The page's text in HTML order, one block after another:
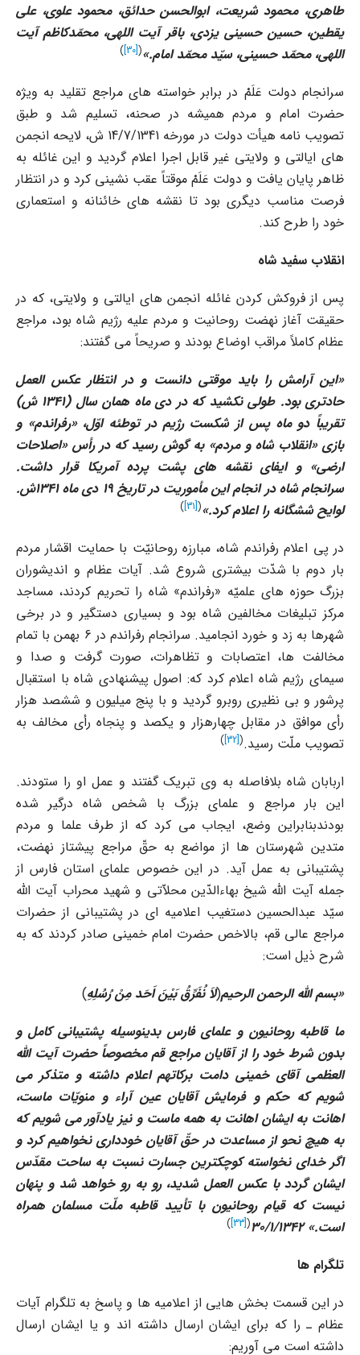
طاهرى، محمود شریعت، ابوالحسن حدائق، محمود علوى، على
یقطین، حسین حسینى یزدى، باقر آیت اللهى، محمّدکاظم آیت
اللهى، محمّد حسینى، سیّد محمّد امام.»
(
[30]
)
سرانجام دولت عَلَمْ در برابر خواسته هاى مراجع تقلید به ویژه
حضرت امام و مردم همیشه در صحنه، تسلیم شد و طبق
تصویب نامه هیأت دولت در مورخه 14/7/1341 ش، لایحه انجمن
هاى ایالتى و ولایتى غیر قابل اجرا اعلام گردید و این غائله به
ظاهر پایان یافت و دولت عَلَمْ موقتاً عقب نشینى کرد و در انتظار
فرصت مناسب دیگرى بود تا نقشه هاى خائنانه و استعمارى
خود را طرح کند.
انقلاب سفید شاه
پس از فروکش کردن غائله انجمن هاى ایالتى و ولایتى، که در
حقیقت آغاز نهضت روحانیت و مردم علیه رژیم شاه بود، مراجع
عظام کاملاً مراقب اوضاع بودند و صریحاً مى گفتند:
«این آرامش را باید موقتى دانست و در انتظار عکس العمل
حادترى بود. طولى نکشید که در دى ماه همان سال (1341 ش)
تقریباً دو ماه پس از شکست رژیم در توطئه اوّل، «رفراندم» و
بازى «انقلاب شاه و مردم» به گوش رسید که در رأس «اصلاحات
ارضى» و ایفاى نقشه هاى پشت پرده آمریکا قرار داشت.
سرانجام شاه در انجام این مأموریت در تاریخ 19 دى ماه 1341ش.
لوایح ششگانه را اعلام کرد.»
(
[31]
)
در پى اعلام رفراندم شاه، مبارزه روحانیّت با حمایت اقشار مردم
بار دوم با شدّت بیشترى شروع شد. آیات عظام و اندیشوران
بزرگ حوزه هاى علمیّه «رفراندم» شاه را تحریم کردند، مساجد
مرکز تبلیغات مخالفین شاه بود و بسیارى دستگیر و در برخى
شهرها به زد و خورد انجامید. سرانجام رفراندم در 6 بهمن با تمام
مخالفت ها، اعتصابات و تظاهرات، صورت گرفت و صدا و
سیماى رژیم شاه اعلام کرد که: اصول پیشنهادى شاه با استقبال
پرشور و بى نظیرى روبرو گردید و با پنج میلیون و ششصد هزار
رأى موافق در مقابل چهارهزار و یکصد و پنجاه رأى مخالف به
تصویب ملّت رسید.(
[32]
)
اربابان شاه بلافاصله به وى تبریک گفتند و عمل او را ستودند.
این بار مراجع و علماى بزرگ با شخص شاه درگیر شده
بودندبنابراین وضع، ایجاب مى کرد که از طرف علما و مردم
متدین شهرستان ها از مواضع به حقّ مراجع پیشتاز نهضت،
پشتیبانى به عمل آید. در این خصوص علماى استان فارس از
جمله آیت الله شیخ بهاءالدّین محلاّتى و شهید محراب آیت الله
سیّد عبدالحسین دستغیب اعلامیه اى در پشتیبانى از حضرات
مراجع عالى قم، بالاخص حضرت امام خمینى صادر کردند که به
شرح ذیل است:
«بسم الله الرحمن الرحیم(لاَ نُفَرِّقُ بَیْنَ اَحَد مِنْ رُسُلِهِ)
ما قاطبه روحانیون و علماى فارس بدینوسیله پشتیبانى کامل و
بدون شرط خود را از آقایان مراجع قم مخصوصاً حضرت آیت الله
العظمى آقاى خمینى دامت برکاتهم اعلام داشته و متذکر مى
شویم که حکم و فرمایش آقایان عین آراء و منویّات ماست،
اهانت به ایشان اهانت به همه ماست و نیز یادآور مى شویم که
به هیچ نحو از مساعدت در حقّ آقایان خوددارى نخواهیم کرد و
اگر خداى نخواسته کوچکترین جسارت نسبت به ساحت مقدّس
ایشان گردد با عکس العمل شدید، رو به رو خواهد شد و پنهان
نیست که قیام روحانیون با تأیید قاطبه ملّت مسلمان همراه
است.» 30/1/1342
(
[33]
)
تلگرام ها
در این قسمت بخش هایى از اعلامیه ها و پاسخ به تلگرام آیات
عظام ـ را که براى ایشان ارسال داشته اند و یا ایشان ارسال
داشته است مى آوریم: